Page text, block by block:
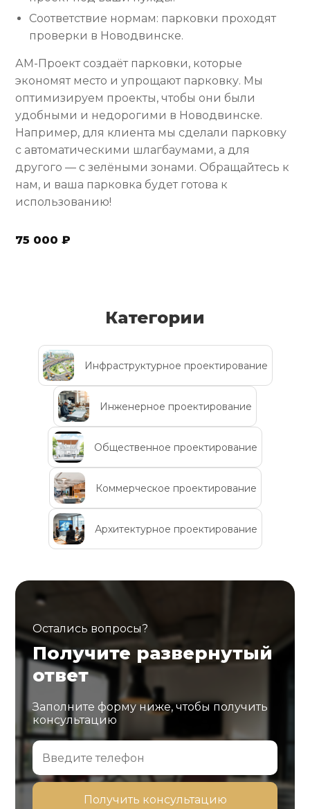
Соответствие нормам: парковки проходят
проверки в Новодвинске.
АМ-Проект создаёт парковки, которые
экономят место и упрощают парковку. Мы
оптимизируем проекты, чтобы они были
удобными и недорогими в Новодвинске.
Например, для клиента мы сделали парковку
с автоматическими шлагбаумами, а для
другого — с зелёными зонами. Обращайтесь к
нам, и ваша парковка будет готова к
использованию!
75 000 ₽
Категории
Инфраструктурное проектирование
Инженерное проектирование
Общественное проектирование
Коммерческое проектирование
Архитектурное проектирование
Остались вопросы?
Получите развернутый
ответ
Заполните форму ниже, чтобы получить
консультацию